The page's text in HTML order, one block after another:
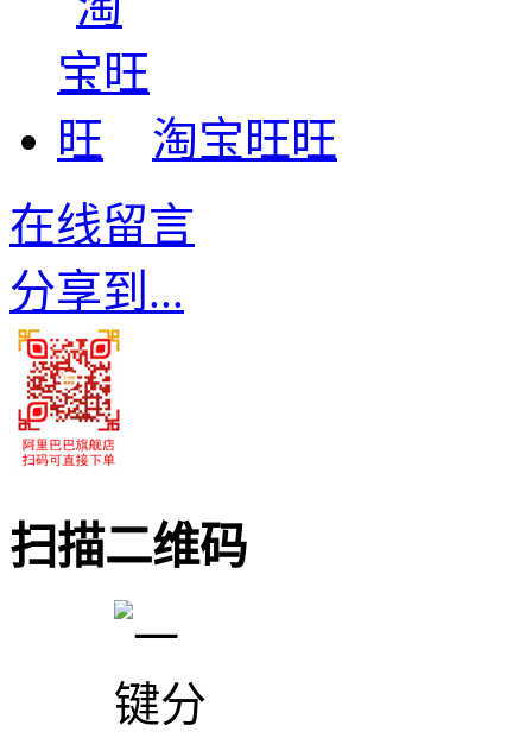
淘宝旺旺
在线留言
分享到...
扫描二维码